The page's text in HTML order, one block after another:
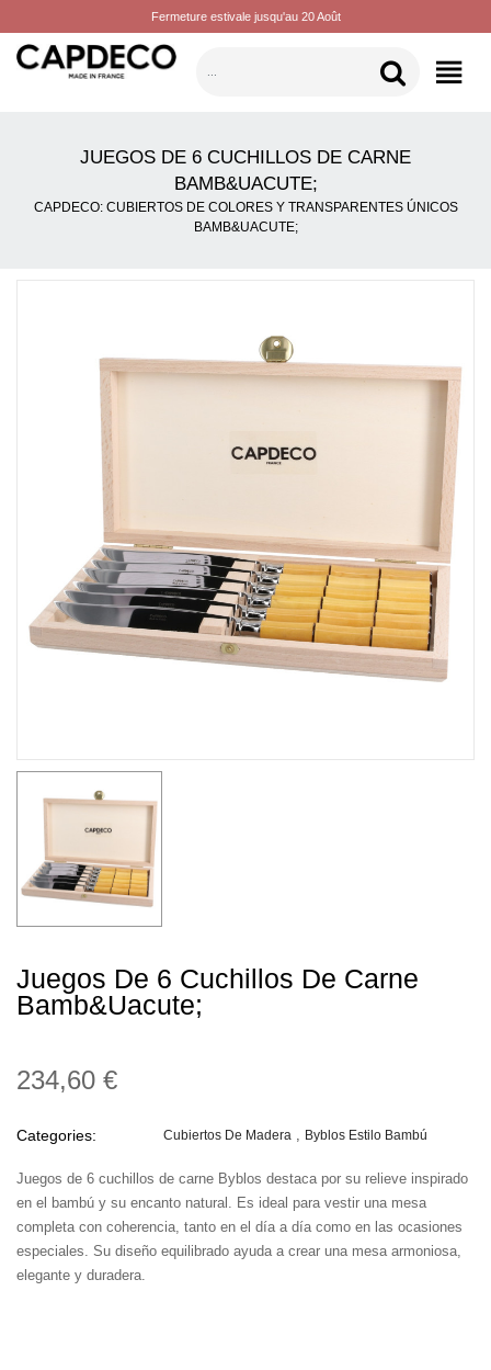
Fermeture estivale jusqu'au 20 Août
CATEGORÍAS
JUEGOS DE 6 CUCHILLOS DE CARNE
BAMB&UACUTE;
CAPDECO: CUBIERTOS DE COLORES Y TRANSPARENTES ÚNICOS
BAMB&UACUTE;
Juegos De 6 Cuchillos De Carne
Bamb&uacute;
234,60 €
Categories: Cubiertos De Madera Byblos Estilo Bambú
Juegos de 6 cuchillos de carne Byblos destaca por su relieve inspirado
en el bambú y su encanto natural. Es ideal para vestir una mesa
completa con coherencia, tanto en el día a día como en las ocasiones
especiales. Su diseño equilibrado ayuda a crear una mesa armoniosa,
elegante y duradera.